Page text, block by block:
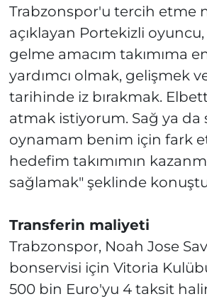
Trabzonspor'u tercih etme
açıklayan Portekizli oyuncu,
gelme amacım takımıma
yardımcı olmak, gelişmek
tarihinde iz bırakmak.
atmak istiyorum. Sağ ya da
oynamam benim için fark
hedefim takımımın
sağlamak" şeklinde
Transferin maliyeti
Trabzonspor, Noah Jose
bonservisi için Vitoria
500 bin Euro'yu 4 taksit